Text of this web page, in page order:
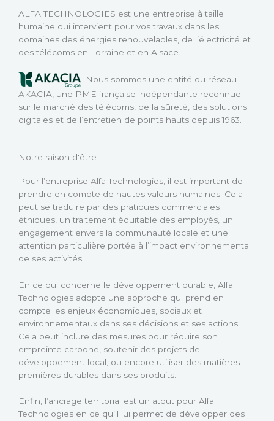
ALFA TECHNOLOGIES est une entreprise à taille
humaine qui intervient pour vos travaux dans les
domaines des énergies renouvelables, de l’électricité et
des télécoms en Lorraine et en Alsace.
Nous sommes une entité du réseau
AKACIA, une PME française indépendante reconnue
sur le marché des télécoms, de la sûreté, des solutions
digitales et de l’entretien de points hauts depuis 1963
Notre raison d'être
Pour l’entreprise Alfa Technologies, il est important de
prendre en compte de hautes valeurs humaines. Cela
peut se traduire par des pratiques commerciales
éthiques, un traitement équitable des employés, un
engagement envers la communauté locale et une
attention particulière portée à l’impact environnemental
de ses activités.
En ce qui concerne le développement durable, Alfa
Technologies adopte une approche qui prend en
compte les enjeux économiques, sociaux et
environnementaux dans ses décisions et ses actions.
Cela peut inclure des mesures pour réduire son
empreinte carbone, soutenir des projets de
développement local, ou encore utiliser des matières
premières durables dans ses produits.
Enfin, l’ancrage territorial est un atout pour Alfa
Technologies en ce qu’il lui permet de développer des